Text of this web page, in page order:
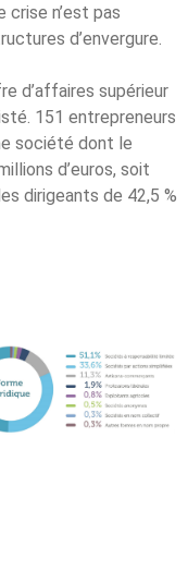
n’est pas
d’envergure.
d’affaires supérieur
151 entrepreneurs
société dont le
d’euros, soit
dirigeants de 42,5 %